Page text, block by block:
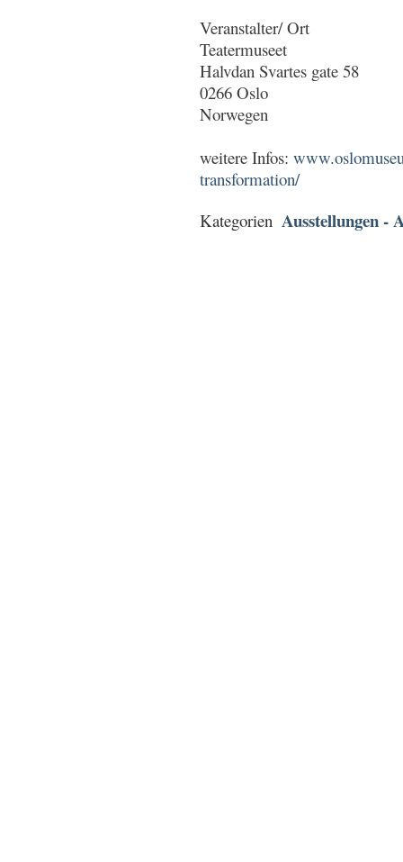
Veranstalter/ Ort
Teatermuseet
Halvdan Svartes gate 58
0266 Oslo
Norwegen
weitere Infos:
transformation/
Kategorien Ausstellungen -